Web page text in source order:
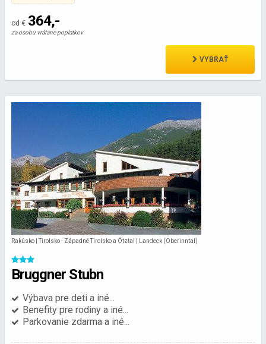
od € 364,-
za osobu vrátane poplatkov
VYBRAŤ
Rakúsko | Tirolsko - Západné Tirolsko a Ötztal | Landeck (Oberinntal)
Bruggner Stubn
Výbava pre deti a iné...
Benefity pre rodiny a iné...
Parkovanie zdarma a iné...